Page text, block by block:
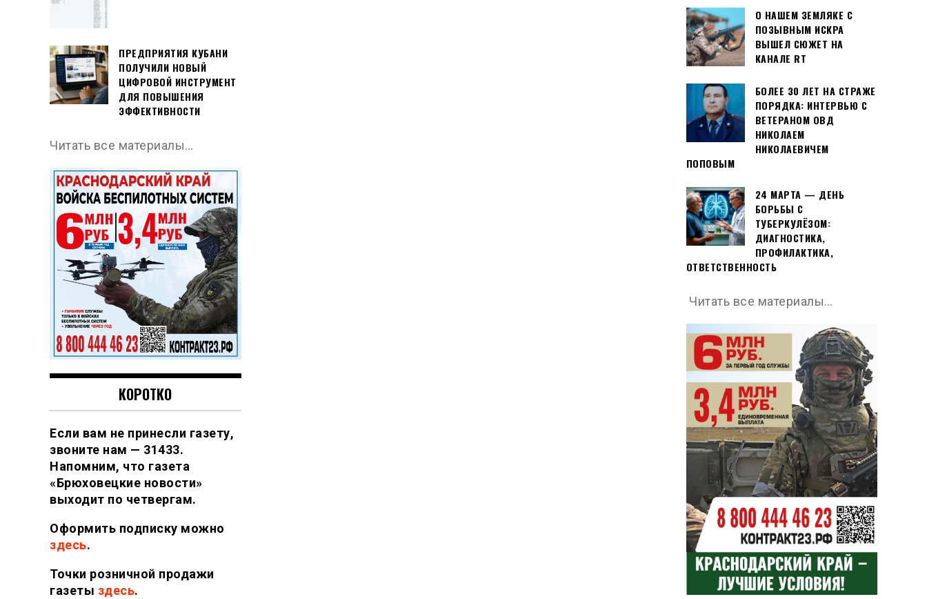
ПРЕДПРИЯТИЯ КУБАНИ
ПОЛУЧИЛИ НОВЫЙ
ЦИФРОВОЙ ИНСТРУМЕНТ
ДЛЯ ПОВЫШЕНИЯ
ЭФФЕКТИВНОСТИ
Читать все материалы…
КОРОТКО
Если вам не принесли газету,
звоните нам — 31433.
Напомним, что газета
«Брюховецкие новости»
выходит по четвергам.
Оформить подписку можно
здесь.
Точки розничной продажи
газеты здесь.
О НАШЕМ ЗЕМЛЯКЕ С
ПОЗЫВНЫМ ИСКРА
ВЫШЕЛ СЮЖЕТ НА
КАНАЛЕ RT
БОЛЕЕ 30 ЛЕТ НА СТРАЖЕ
ПОРЯДКА: ИНТЕРВЬЮ С
ВЕТЕРАНОМ ОВД
НИКОЛАЕМ
НИКОЛАЕВИЧЕМ
ПОПОВЫМ
24 МАРТА — ДЕНЬ
БОРЬБЫ С
ТУБЕРКУЛЁЗОМ:
ДИАГНОСТИКА,
ПРОФИЛАКТИКА,
ОТВЕТСТВЕННОСТЬ
Читать все материалы…